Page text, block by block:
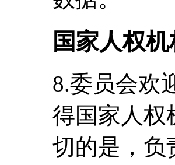
国家人权机
8.委员会欢
得国家人权
切的是，负